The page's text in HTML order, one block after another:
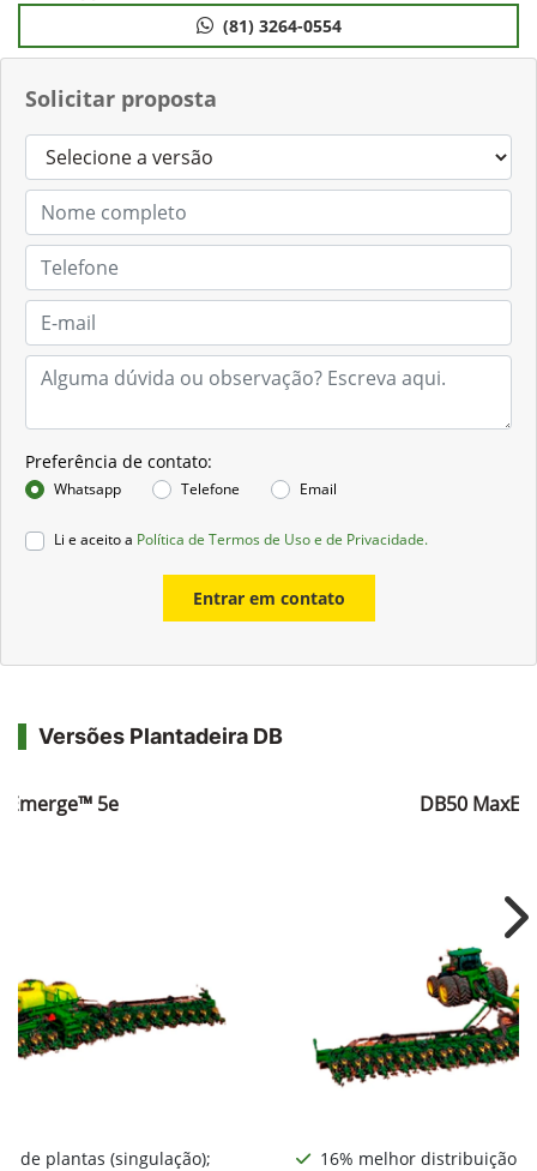
Solicitar proposta
Preferência de contato:
Whatsapp Telefone Email
Li e aceito a Política de Termos de Uso e de Privacidade.
Entrar em contato
(81) 3264-0554
Versões Plantadeira DB
5e
de plantas (singulação);
DB50
16% melhor distribuição